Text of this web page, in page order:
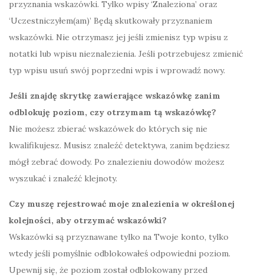
przyznania wskazówki. Tylko wpisy ‘Znaleziona’ oraz
‘Uczestniczyłem(am)’ Będą skutkowały przyznaniem
wskazówki. Nie otrzymasz jej jeśli zmienisz typ wpisu z
notatki lub wpisu nieznalezienia. Jeśli potrzebujesz zmienić
typ wpisu usuń swój poprzedni wpis i wprowadź nowy.
Jeśli znajdę skrytkę zawierające wskazówkę zanim
odblokuję poziom, czy otrzymam tą wskazówkę?
Nie możesz zbierać wskazówek do których się nie
kwalifikujesz. Musisz znaleźć detektywa, zanim będziesz
mógł zebrać dowody. Po znalezieniu dowodów możesz
wyszukać i znaleźć klejnoty.
Czy muszę rejestrować moje znalezienia w określonej
kolejności, aby otrzymać wskazówki?
Wskazówki są przyznawane tylko na Twoje konto, tylko
wtedy jeśli pomyślnie odblokowałeś odpowiedni poziom.
Upewnij się, że poziom został odblokowany przed